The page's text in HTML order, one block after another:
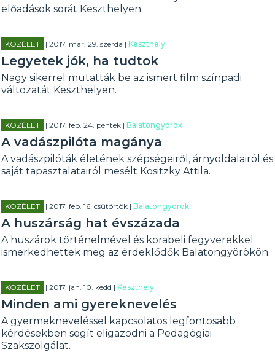
előadások sorát Keszthelyen.
KÖZÉLET | 2017. már. 29. szerda |Keszthely
Legyetek jók, ha tudtok
Nagy sikerrel mutatták be az ismert film színpadi
változatát Keszthelyen.
KÖZÉLET | 2017. feb. 24. péntek |Balatongyörök
A vadászpilóta magánya
A vadászpilóták életének szépségeiről, árnyoldalairól és
saját tapasztalatairól mesélt Kositzky Attila.
KÖZÉLET | 2017. feb. 16. csütörtök |Balatongyörök
A huszárság hat évszázada
A huszárok történelmével és korabeli fegyverekkel
ismerkedhettek meg az érdeklődők Balatongyörökön.
KÖZÉLET | 2017. jan. 10. kedd |Keszthely
Minden ami gyereknevelés
A gyermekneveléssel kapcsolatos legfontosabb
kérdésekben segít eligazodni a Pedagógiai
Szakszolgálat.